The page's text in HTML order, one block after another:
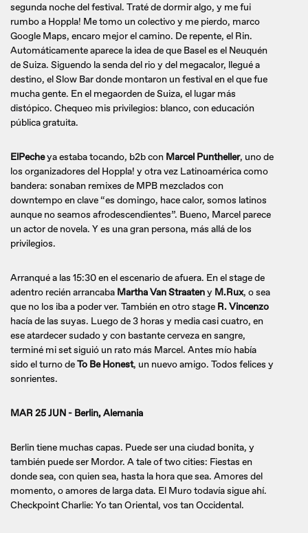
segunda noche del festival. Traté de dormir algo, y me fui
rumbo a Hoppla! Me tomo un colectivo y me pierdo, marco
Google Maps, encaro mejor el camino. De repente, el Rin.
Automáticamente aparece la idea de que Basel es el Neuquén
de Suiza. Siguendo la senda del rio y del megacalor, llegué a
destino, el Slow Bar donde montaron un festival en el que fue
mucha gente. En el megaorden de Suiza, el lugar más
distópico. Chequeo mis privilegios: blanco, con educación
pública gratuita.
ElPecheya estaba tocando, b2b con Marcel Puntheller, uno de
los organizadores del Hoppla! y otra vez Latinoamérica como
bandera: sonaban remixes de MPB mezclados con
downtempo en clave “es domingo, hace calor, somos latinos
aunque no seamos afrodescendientes”. Bueno, Marcel parece
un actor de novela. Y es una gran persona, más allá de los
privilegios.
Arranqué a las 15:30 en el escenario de afuera. En el stage de
adentro recién arrancaba Martha Van Straateny M.Rux, o sea
que no los iba a poder ver. También en otro stage R. Vincenzo
hacía de las suyas. Luego de 3 horas y media casi cuatro, en
ese atardecer sudado y con bastante cerveza en sangre,
terminé mi set siguió un rato más Marcel. Antes mío había
sido el turno deTo Be Honest, un nuevo amigo. Todos felices y
sonrientes.
MAR 25 JUN - Berlin, Alemania
Berlin tiene muchas capas. Puede ser una ciudad bonita, y
también puede ser Mordor. A tale of two cities: Fiestas en
donde sea, con quien sea, hasta la hora que sea. Amores del
momento, o amores de larga data. El Muro todavía sigue ahí.
Checkpoint Charlie: Yo tan Oriental, vos tan Occidental.